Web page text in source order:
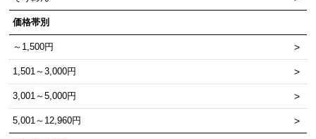
価格帯別
～1,500円
1,501～3,000円
3,001～5,000円
5,001～12,960円